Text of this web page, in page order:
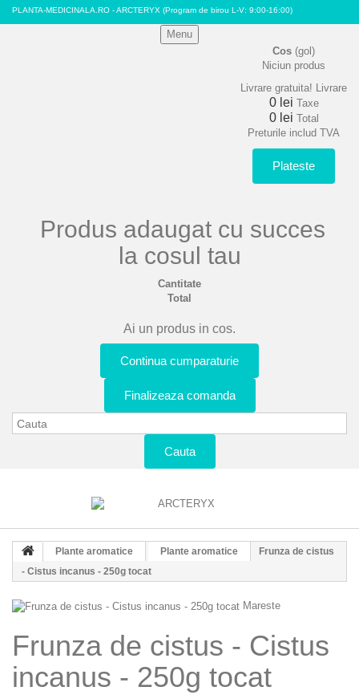
PLANTA-MEDICINALA.RO - ARCTERYX (Program de birou L-V: 9:00-16:00)
Menu
Cos (gol)
Niciun produs
Livrare gratuita! Livrare
0 lei Taxe
0 lei Total
Preturile includ TVA
Plateste
Produs adaugat cu succes
la cosul tau
Cantitate
Total
Ai un produs in cos.
Continua cumparaturie
Finalizeaza comanda
Cauta
Plante aromatice Plante aromatice
Frunza de cistus
- Cistus incanus - 250g tocat
Mareste
Frunza de cistus - Cistus
incanus - 250g tocat